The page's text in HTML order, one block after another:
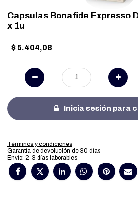
Capsulas Bonafide Expresso
x 1u
$ 5.404,08
Inicia sesión para
Términos y condiciones
Garantía de devolución de 30 días
Envío: 2-3 días laborables